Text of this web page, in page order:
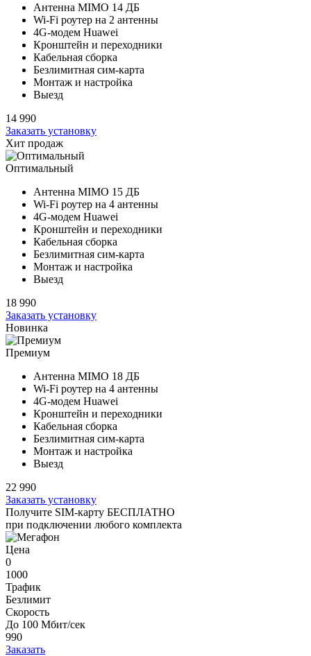
Антенна MIMO 14 ДБ
Wi-Fi роутер на 2 антенны
4G-модем Huawei
Кронштейн и переходники
Кабельная сборка
Безлимитная сим-карта
Монтаж и настройка
Выезд
14 990
Заказать установку
Хит продаж
Оптимальный
Антенна MIMO 15 ДБ
Wi-Fi роутер на 4 антенны
4G-модем Huawei
Кронштейн и переходники
Кабельная сборка
Безлимитная сим-карта
Монтаж и настройка
Выезд
18 990
Заказать установку
Новинка
Премиум
Антенна MIMO 18 ДБ
Wi-Fi роутер на 4 антенны
4G-модем Huawei
Кронштейн и переходники
Кабельная сборка
Безлимитная сим-карта
Монтаж и настройка
Выезд
22 990
Заказать установку
Получите SIM-карту БЕСПЛАТНО
при подключении любого комплекта
Цена
0
1000
Трафик
Безлимит
Скорость
До 100 Мбит/сек
990
Заказать